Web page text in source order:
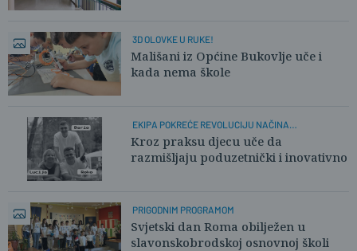
3D OLOVKE U RUKE!
Mališani iz Općine Bukovlje uče i
kada nema škole
EKIPA POKREĆE REVOLUCIJU NAČINA
RAZMIŠLJANJA U BPŽ
Kroz praksu djecu uče da
razmišljaju poduzetnički i inovativno
PRIGODNIM PROGRAMOM
Svjetski dan Roma obilježen u
slavonskobrodskoj osnovnoj školi